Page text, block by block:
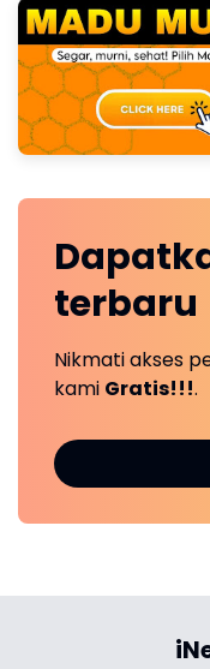
terbaru
Nikmati akses
kami Gratis!!!.